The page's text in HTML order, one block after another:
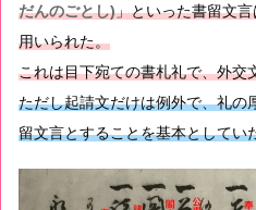
だんのごとし)」といった書留文
用いられた。
これは目下宛ての書札礼で、外交
ただし起請文だけは例外で、礼の
留文言とすることを基本としてい